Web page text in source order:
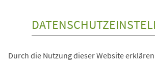
Durch die Nutzung dieser Website